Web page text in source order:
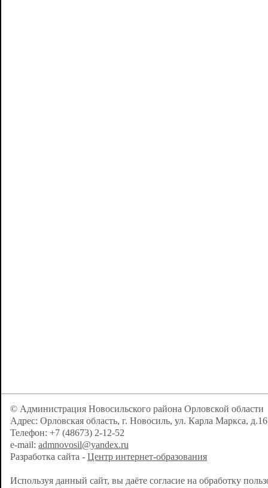
© Администрация Новосильского района Орловской области
Адрес: Орловская область, г. Новосиль, ул. Карла Маркса, д.16
Телефон: +7 (48673) 2-12-52
e-mail: admnovosil@yandex.ru
Разработка сайта - Центр интернет-образования
Используя данный сайт, вы даёте согласие на обработку